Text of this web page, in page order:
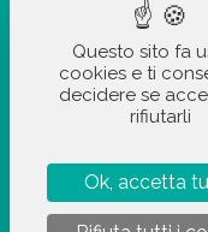
Questo sito fa
cookies e ti
decidere se
rifiutarli
Ok, accetta